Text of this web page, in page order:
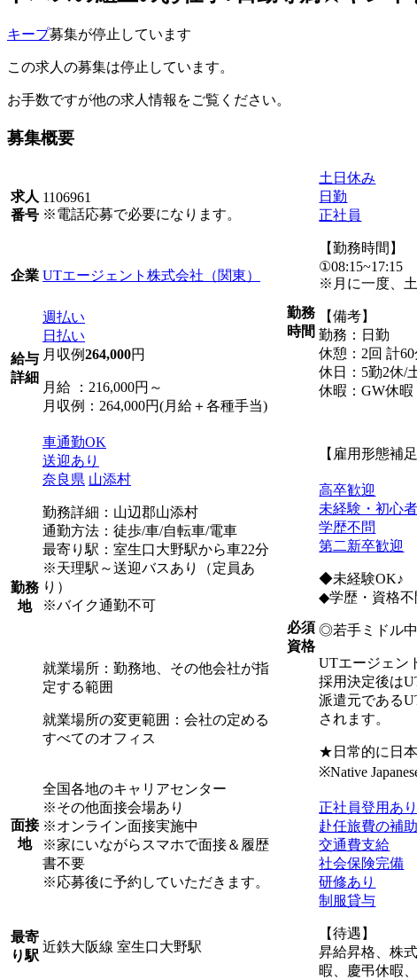
キープ募集が停止しています
この求人の募集は停止しています。
お手数ですが他の求人情報をご覧ください。
募集概要
求人
番号
1106961
※電話応募で必要になります。
企業 UTエージェント株式会社（関東）
給与
詳細
週払い
日払い
月収例264,000円
月給 ：216,000円～
月収例：264,000円(月給＋各種手当)
勤務
地
車通勤OK
送迎あり
奈良県 山添村
勤務詳細：山辺郡山添村
通勤方法：徒歩/車/自転車/電車
最寄り駅：室生口大野駅から車22分
※天理駅～送迎バスあり（定員あ
り）
※バイク通勤不可
就業場所：勤務地、その他会社が指
定する範囲
就業場所の変更範囲：会社の定める
すべてのオフィス
面接
地
全国各地のキャリアセンター
※その他面接会場あり
※オンライン面接実施中
※家にいながらスマホで面接＆履歴
書不要
※応募後に予約していただきます。
最寄
り駅
近鉄大阪線 室生口大野駅
勤務
時間
土日休み
日勤
正社員
【勤務時間】
①08:15~17:15
※月に一度、
【備考】
勤務：日勤
休憩：2回 計60
休日：5勤2休/
休暇：GW休
【雇用形態補
必須
資格
高卒歓迎
未経験・初心
学歴不問
第二新卒歓迎
◆未経験OK♪
◆学歴・資格不
◎若手ミドル中
UTエージェン
採用決定後は
派遣元である
されます。
★日常的に日本
※Native
正社員登用あり
赴任旅費の補
交通費支給
社会保険完備
研修あり
制服貸与
【待遇】
昇給昇格、株
暇、慶弔休暇